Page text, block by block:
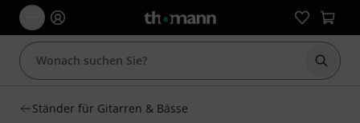
Suche
Ständer für Gitarren & Bässe